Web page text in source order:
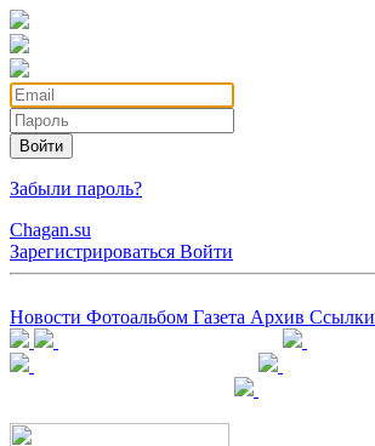
Войти
Забыли пароль?
Chagan.su
Зарегистрироваться Войти
Новости Фотоальбом Газета Архив Ссылки